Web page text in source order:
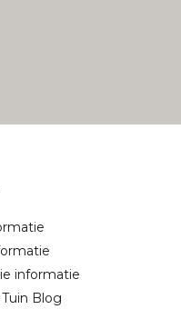
informatie
Blog